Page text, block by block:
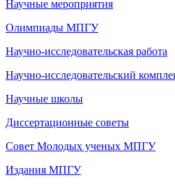
Научные мероприятия
Олимпиады МПГУ
Научно-исследовательская работа
Научно-исследовательский
Научные школы
Диссертационные советы
Совет Молодых ученых МПГУ
Издания МПГУ